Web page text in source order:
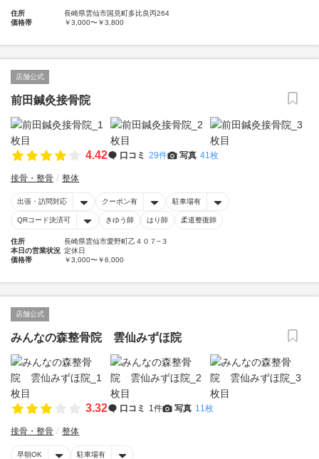
住所
長崎県雲仙市国見町多比良丙264
価格帯
￥3,000〜￥3,800
店舗公式
前田鍼灸接骨院
4.42 口コミ 29件 写真 41枚
接骨・整骨 整体
出張・訪問対応 クーポン有 駐車場有
QRコード決済可 きゆう師 はり師 柔道整復師
住所
長崎県雲仙市愛野町乙４０７−３
本日の営業状況 定休日
価格帯
￥3,000〜￥6,000
店舗公式
みんなの森整骨院 雲仙みずほ院
3.32 口コミ 1件 写真 11枚
接骨・整骨 整体
早朝OK 駐車場有